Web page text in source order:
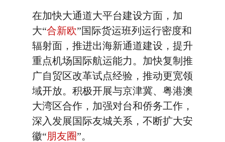
在加快大通道大平台建设方面，加
大“合新欧”国际货运班列运行密度和
辐射面，推进出海新通道建设，提升
重点机场国际航运能力。加快复制推
广自贸区改革试点经验，推动更宽领
域开放。积极开展与京津冀、粤港澳
大湾区合作，加强对台和侨务工作，
深入发展国际友城关系，不断扩大安
徽“朋友圈”。